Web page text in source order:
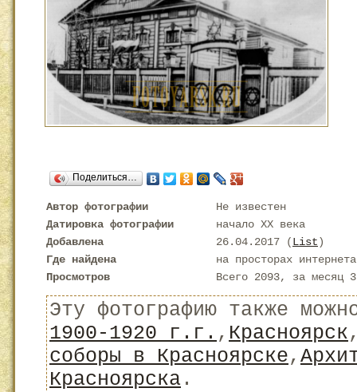
Поделиться…
Автор фотографии
Не известен
Датировка фотографии
начало XX века
Добавлена
26.04.2017 (List)
Где найдена
на просторах интернета
Просмотров
Всего 2093, за месяц
Эту фотографию также
1900-1920 г.г. , Красноярск
соборы в Красноярске,
Красноярска .